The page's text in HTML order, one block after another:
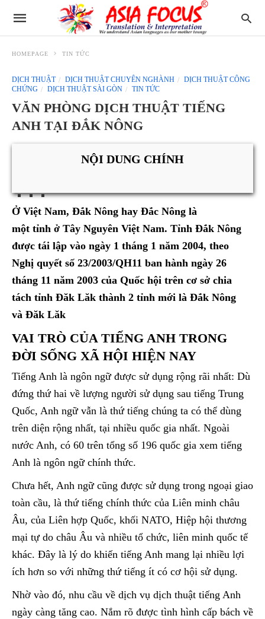
HOMEPAGE TIN TỨC
DỊCH THUẬT DỊCH THUẬT CHUYÊN NGHÀNH
DỊCH THUẬT CÔNG
CHỨNG
DỊCH THUẬT SÀI GÒN TIN TỨC
VĂN PHÒNG DỊCH THUẬT TIẾNG
ANH TẠI ĐẮK NÔNG
NỘI DUNG CHÍNH
Ở Việt Nam, Đắk Nông hay Đắc Nông là
một tỉnh ở Tây Nguyên Việt Nam. Tỉnh Đắk Nông
được tái lập vào ngày 1 tháng 1 năm 2004, theo
Nghị quyết số 23/2003/QH11 ban hành ngày 26
tháng 11 năm 2003 của Quốc hội trên cơ sở chia
tách tỉnh Đăk Lăk thành 2 tỉnh mới là Đắk Nông
và Đăk Lăk
VAI TRÒ CỦA TIẾNG ANH TRONG
ĐỜI SỐNG XÃ HỘI HIỆN NAY
Tiếng Anh là ngôn ngữ được sử dụng rộng rãi nhất: Dù
đứng thứ hai về lượng người sử dụng sau tiếng Trung
Quốc, Anh ngữ vẫn là thứ tiếng chúng ta có thể dùng
trên diện rộng nhất, tại nhiều quốc gia nhất. Ngoài
nước Anh, có 60 trên tổng số 196 quốc gia xem tiếng
Anh là ngôn ngữ chính thức.
Chưa hết, Anh ngữ cũng được sử dụng trong ngoại giao
toàn cầu, là thứ tiếng chính thức của Liên minh châu
Âu, của Liên hợp Quốc, khối NATO, Hiệp hội thương
mại tự do châu Âu và nhiều tổ chức, liên minh quốc tế
khác. Đây là lý do khiến tiếng Anh mang lại nhiều lợi
ích hơn so với những thứ tiếng ít có cơ hội sử dụng.
Nhờ vào đó, nhu cầu về dịch vụ dịch thuật tiếng Anh
ngày càng tăng cao. Nắm rõ được tình hình cấp bách về